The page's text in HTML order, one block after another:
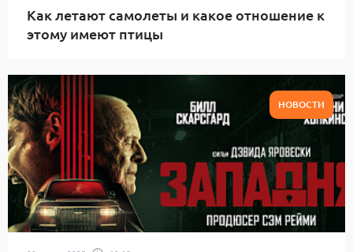
Как летают самолеты и какое отношение к
этому имеют птицы
НОВОСТИ